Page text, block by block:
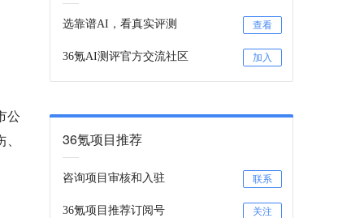
公
选靠谱AI，看真实评测 查看
36氪AI测评官方交流社区 加入
36氪项目推荐
咨询项目审核和入驻 联系
36氪项目推荐订阅号 关注